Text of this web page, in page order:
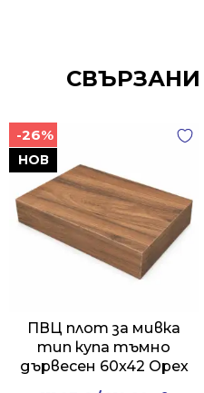
НОВ
-26%
ПВЦ плот за мивка
тип купа тъмно
дървесен 60x42 Орех